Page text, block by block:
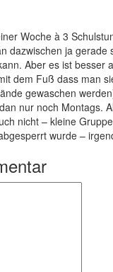
Woche à 3
dazwischen ja
Aber es ist besser
dem Fuß dass man
gewaschen
nur noch Montags.
nicht – kleine
wurde –